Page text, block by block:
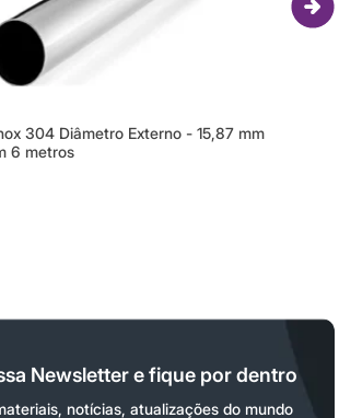
304 Diâmetro Externo - 15,87 mm
6 metros
Newsletter e fique por dentro
notícias, atualizações do mundo